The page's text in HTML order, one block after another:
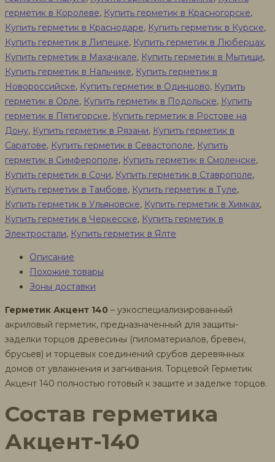
герметик в Королеве, Купить герметик в Красногорске,
Купить герметик в Краснодаре, Купить герметик в Курске,
Купить герметик в Липецке, Купить герметик в Люберцах,
Купить герметик в Махачкале, Купить герметик в Мытищи,
Купить герметик в Нальчике, Купить герметик в
Новороссийске, Купить герметик в Одинцово, Купить
герметик в Орле, Купить герметик в Подольске, Купить
герметик в Пятигорске, Купить герметик в Ростове на
Дону, Купить герметик в Рязани, Купить герметик в
Саратове, Купить герметик в Севастополе, Купить
герметик в Симферополе, Купить герметик в Смоленске,
Купить герметик в Сочи, Купить герметик в Ставрополе,
Купить герметик в Тамбове, Купить герметик в Туле,
Купить герметик в Ульяновске, Купить герметик в Химках,
Купить герметик в Черкесске, Купить герметик в
Электростали, Купить герметик в Ялте
Описание
Похожие товары
Зоны доставки
Герметик Акцент 140 – узкоспециализированный
акриловый герметик, предназначенный для защиты-
заделки торцов древесины (пиломатериалов, бревен,
брусьев) и торцевых соединений срубов деревянных
домов от увлажнения и загнивания. Торцевой Герметик
Акцент 140 полностью готовый к защите и заделке торцов.
Состав герметика
Акцент-140